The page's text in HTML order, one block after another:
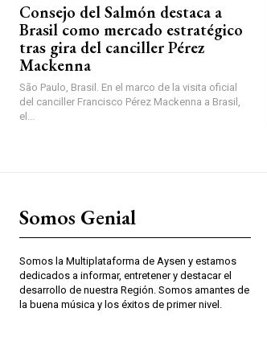
Consejo del Salmón destaca a
Brasil como mercado estratégico
tras gira del canciller Pérez
Mackenna
São Paulo, Brasil. En el marco de la visita oficial
del canciller Francisco Pérez Mackenna a Brasil,
el...
Somos Genial
Somos la Multiplataforma de Aysen y estamos
dedicados a informar, entretener y destacar el
desarrollo de nuestra Región. Somos amantes de
la buena música y los éxitos de primer nivel.